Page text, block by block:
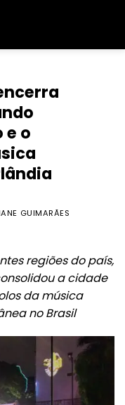
e o
GUIMARÃES
regiões do país,
a cidade
da música
no Brasil